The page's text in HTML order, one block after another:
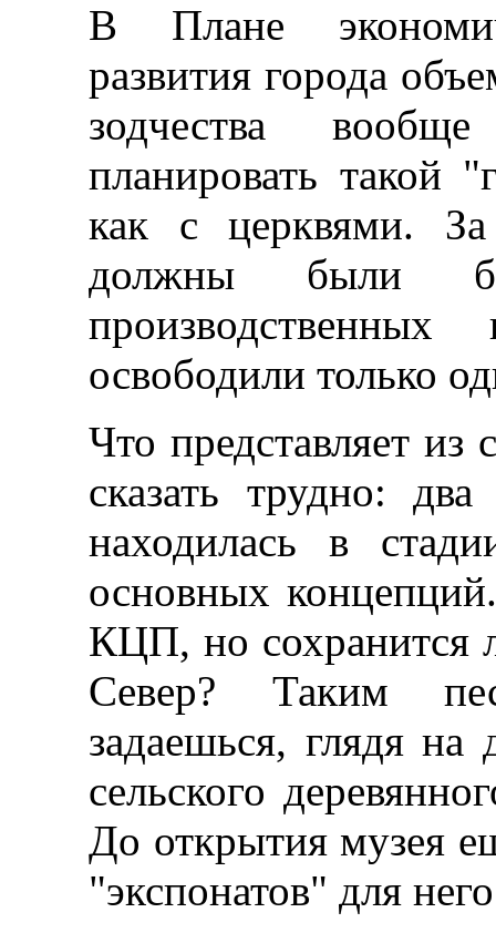
В Плане
развития города
зодчества
планировать такой
как с церквями.
должны были
освободили только
Что представляет
сказать трудно:
находилась в
основных
КЦП, но сохранится
Север? Таким
задаешься, глядя
сельского
До открытия музея
"экспонатов" для